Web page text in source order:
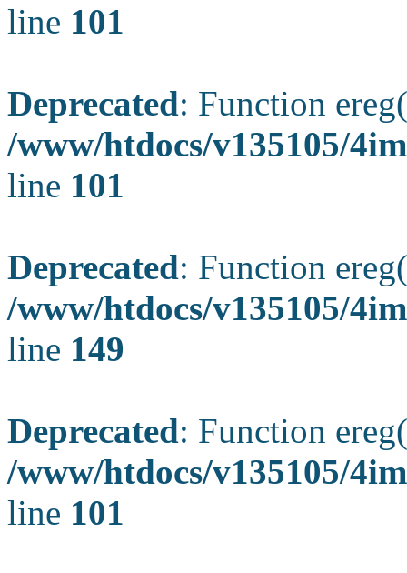
line 101
Deprecated: Function
/www/htdocs/v135105/
line 101
Deprecated: Function
/www/htdocs/v135105/
line 149
Deprecated: Function
/www/htdocs/v135105/
line 101